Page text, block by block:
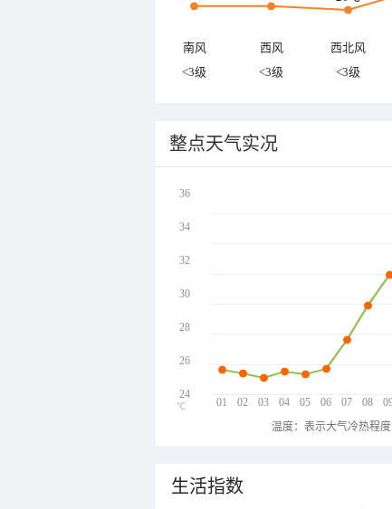
南风 西风 西北风
<3级
<3级 <3级
整点天气实况
01 02 03 04 05 06 07 08
36
34
32
30
28
26
24
℃
温度：表示大气冷热程
生活指数